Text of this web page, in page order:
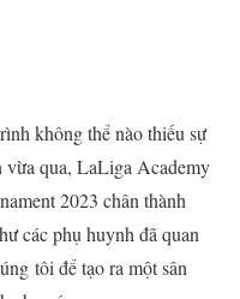
khôngthểnàothiếusự
vừaqua, LaLiga Academy
2023 chânthành
cácphụhuynhđãquan
tôiđểtạoramộtsân